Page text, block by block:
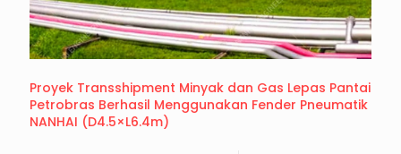
Proyek Transshipment Minyak dan Gas Lepas Pantai
Petrobras Berhasil Menggunakan Fender Pneumatik
NANHAI (D4.5×L6.4m)